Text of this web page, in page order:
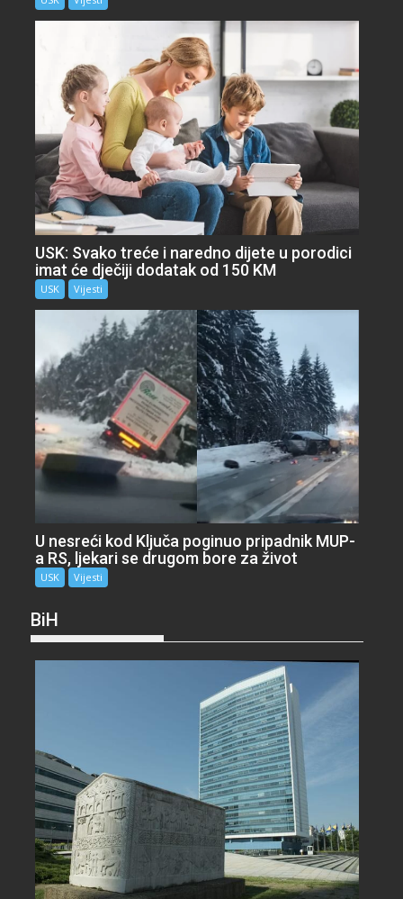
USK: Svako treće i naredno dijete u porodici
imat će dječiji dodatak od 150 KM
USK Vijesti
U nesreći kod Ključa poginuo pripadnik MUP-
a RS, ljekari se drugom bore za život
USK Vijesti
BiH